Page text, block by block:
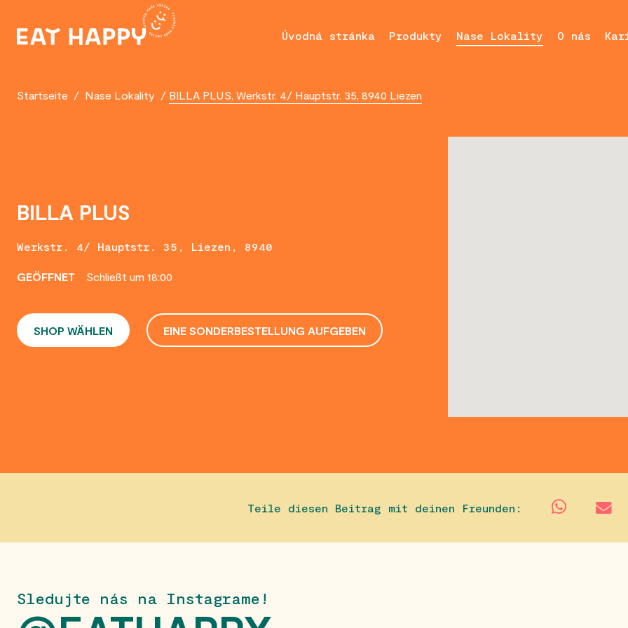
MAIN
Úvodná stránka Produkty Nase Lokality O nás
Startseite / Nase Lokality / BILLA PLUS, Werkstr. 4/ Hauptstr. 35, 8940 Liezen
BILLA PLUS
Werkstr. 4/ Hauptstr. 35, Liezen, 8940
GEÖFFNET Schließt um 18:00
SHOP WÄHLEN EINE SONDERBESTELLUNG AUFGEBEN
Teile diesen Beitrag mit deinen Freunden:
Sledujte nás na Instagrame!